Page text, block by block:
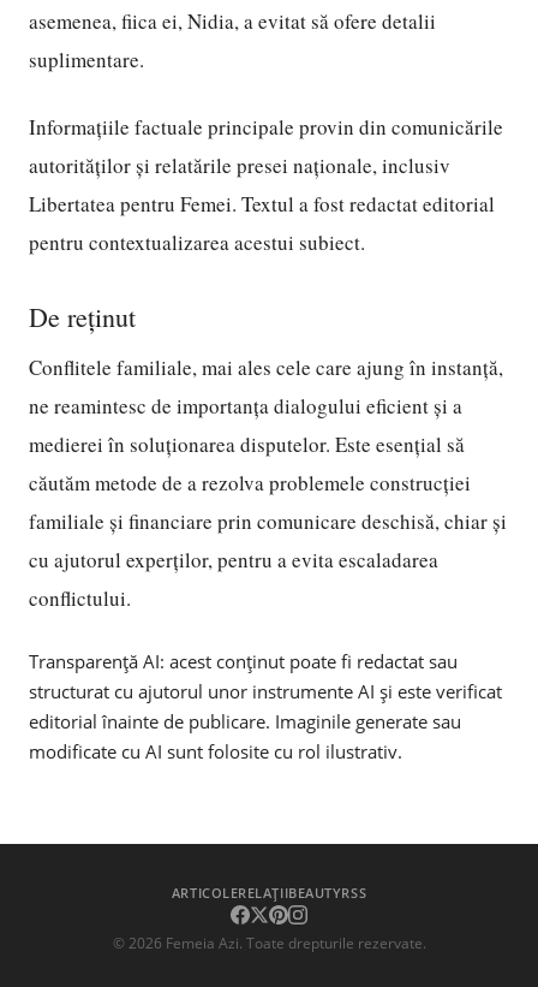
asemenea, fiica ei, Nidia, a evitat să ofere detalii
suplimentare.
Informațiile factuale principale provin din comunicările
autorităților și relatările presei naționale, inclusiv
Libertatea pentru Femei. Textul a fost redactat editorial
pentru contextualizarea acestui subiect.
De reținut
Conflitele familiale, mai ales cele care ajung în instanță,
ne reamintesc de importanța dialogului eficient și a
medierei în soluționarea disputelor. Este esențial să
căutăm metode de a rezolva problemele construcției
familiale și financiare prin comunicare deschisă, chiar și
cu ajutorul experților, pentru a evita escaladarea
conflictului.
Transparență AI: acest conținut poate fi redactat sau
structurat cu ajutorul unor instrumente AI și este verificat
editorial înainte de publicare. Imaginile generate sau
modificate cu AI sunt folosite cu rol ilustrativ.
ARTICOLERELAȚIIBEAUTYRSS
©2026 Femeia Azi. Toate drepturile rezervate.